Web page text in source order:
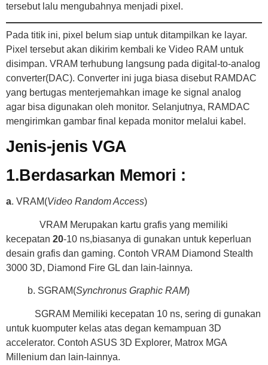
tersebut lalu mengubahnya menjadi pixel.
Pada titik ini, pixel belum siap untuk ditampilkan ke layar.
Pixel tersebut akan dikirim kembali ke Video RAM untuk
disimpan. VRAM terhubung langsung pada digital-to-analog
converter(DAC). Converter ini juga biasa disebut RAMDAC
yang bertugas menterjemahkan image ke signal analog
agar bisa digunakan oleh monitor. Selanjutnya, RAMDAC
mengirimkan gambar final kepada monitor melalui kabel.
Jenis-jenis VGA
1.Berdasarkan Memori :
a. VRAM(Video Random Access)
VRAM Merupakan kartu grafis yang memiliki
kecepatan 20-10 ns,biasanya di gunakan untuk keperluan
desain grafis dan gaming. Contoh VRAM Diamond Stealth
3000 3D, Diamond Fire GL dan lain-lainnya.
b. SGRAM(Synchronus Graphic RAM)
SGRAM Memiliki kecepatan 10 ns, sering di gunakan
untuk kuomputer kelas atas degan kemampuan 3D
accelerator. Contoh ASUS 3D Explorer, Matrox MGA
Millenium dan lain-lainnya.